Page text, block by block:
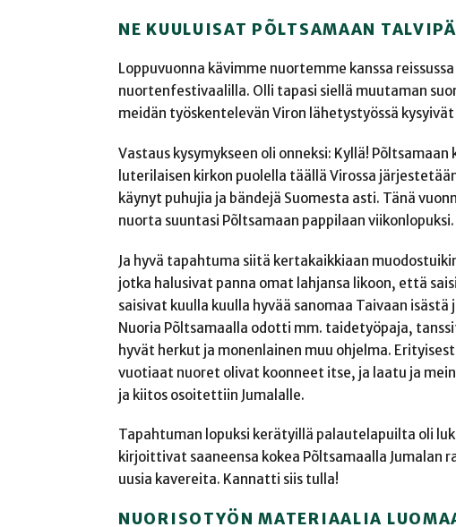
NE KUULUISAT PÕLTSAMAAN
Loppuvuonna kävimme nuortemme kanssa
nuortenfestivaalilla. Olli tapasi siellä muutaman
meidän työskentelevän Viron lähetystyössä
Vastaus kysymykseen oli onneksi: Kyllä!
luterilaisen kirkon puolella täällä Virossa
käynyt puhujia ja bändejä Suomesta asti. Tänä
nuorta suuntasi Põltsamaan pappilaan viikonlopuksi.
Ja hyvä tapahtuma siitä kertakaikkiaan
jotka halusivat panna omat lahjansa likoon, että
saisivat kuulla kuulla hyvää sanomaa Taivaan
Nuoria Põltsamaalla odotti mm. taidetyöpaja,
hyvät herkut ja monenlainen muu ohjelma.
vuotiaat nuoret olivat koonneet itse, ja laatu ja
ja kiitos osoitettiin Jumalalle.
Tapahtuman lopuksi kerätyillä palautelapuilta oli
kirjoittivat saaneensa kokea Põltsamaalla Jumalan
uusia kavereita. Kannatti siis tulla!
NUORISOTYÖN MATERIAALIA